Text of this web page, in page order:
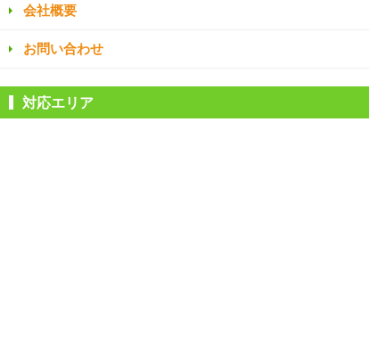
会社概要
お問い合わせ
対応エリア